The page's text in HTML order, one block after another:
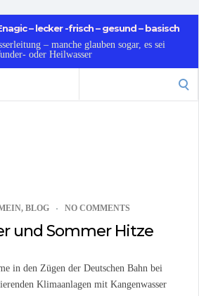
– lecker -frisch – gesund – basisch
– manche glauben sogar, es sei
oder Heilwasser
, BLOG NO COMMENTS
und Sommer Hitze
in den Zügen der Deutschen Bahn bei
Klimaanlagen mit Kangenwasser